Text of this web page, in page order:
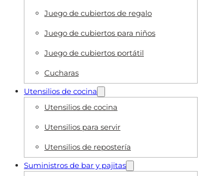
Juego de cubiertos de regalo
Juego de cubiertos para niños
Juego de cubiertos portátil
Cucharas
Utensilios de cocina
Utensilios de cocina
Utensilios para servir
Utensilios de repostería
Suministros de bar y pajitas